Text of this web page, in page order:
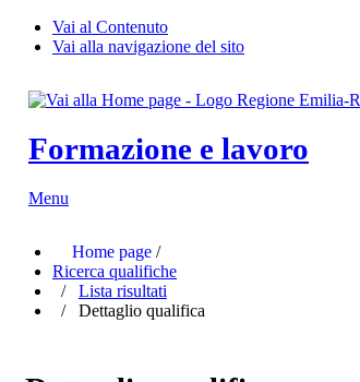
Vai al Contenuto
Vai alla navigazione del sito
Formazione e lavoro
Menu
Home page /
Ricerca qualifiche
/ Lista risultati
/ Dettaglio qualifica